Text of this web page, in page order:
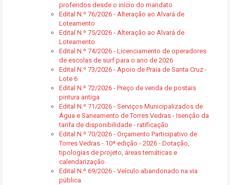
proferidos desde o início do mandato
Edital N.º 76/2026 - Alteração ao Alvará de
Loteamento
Edital N.º 75/2026 - Alteração ao Alvará de
Loteamento
Edital N.º 74/2026 - Licenciamento de operadores
de escolas de surf para o ano de 2026
Edital N.º 73/2026 - Apoio de Praia de Santa Cruz -
Lote 6
Edital N.º 72/2026 - Preço de venda de postais
pintura antiga
Edital N.º 71/2026 - Serviços Municipalizados de
Água e Saneamento de Torres Vedras - Isenção da
tarifa de disponibilidade - ratificação
Edital N.º 70/2026 - Orçamento Participativo de
Torres Vedras - 10ª edição - 2026 - Dotação,
tipologias de projeto, áreas temáticas e
calendarização
Edital N.º 69/2026 - Veículo abandonado na via
pública